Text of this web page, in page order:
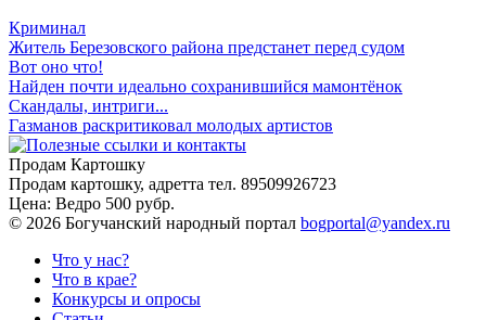
Криминал
Житель Березовского района предстанет перед судом
Вот оно что!
Найден почти идеально сохранившийся мамонтёнок
Скандалы, интриги...
Газманов раскритиковал молодых артистов
Продам Картошку
Продам картошку, адретта тел. 89509926723
Цена: Ведро 500 рубр.
© 2026 Богучанский народный портал bogportal@yandex.ru
Что у нас?
Что в крае?
Конкурсы и опросы